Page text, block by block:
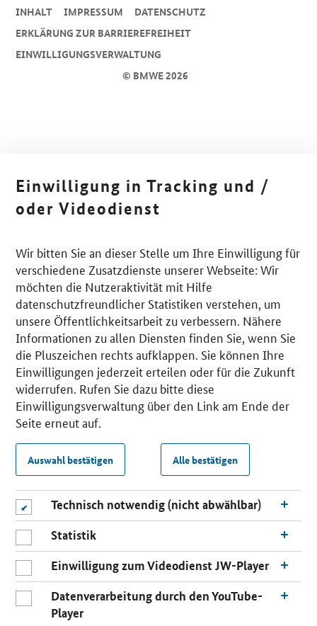
© BMWE 2026
INHALT IMPRESSUM
DA­TEN­SCHUTZ
ERKLÄRUNG ZUR BARRIEREFREIHEIT
EINWILLIGUNGSVERWALTUNG
Einwilligung in Tracking und /
oder Videodienst
Wir bitten Sie an dieser Stelle um Ihre Einwilligung für
verschiedene Zusatzdienste unserer Webseite: Wir
möchten die Nutzeraktivität mit Hilfe
datenschutzfreundlicher Statistiken verstehen, um
unsere Öffentlichkeitsarbeit zu verbessern. Nähere
Informationen zu allen Diensten finden Sie, wenn Sie
die Pluszeichen rechts aufklappen. Sie können Ihre
Einwilligungen jederzeit erteilen oder für die Zukunft
widerrufen. Rufen Sie dazu bitte diese
Einwilligungsverwaltung über den Link am Ende der
Seite erneut auf.
Auswahl bestätigen Alle bestätigen
Technisch notwendig (nicht abwählbar)
Statistik
Einwilligung zum Videodienst JW-Player
Datenverarbeitung durch den YouTube-
Player